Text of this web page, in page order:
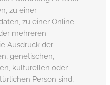
zu einer
zu einer Online-
mehreren
Ausdruck der
genetischen,
kulturellen oder
Person sind,